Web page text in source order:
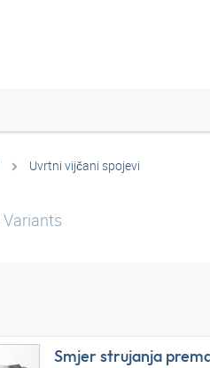
Uvrtni vijčani spojevi
Variants
Smjer strujanja